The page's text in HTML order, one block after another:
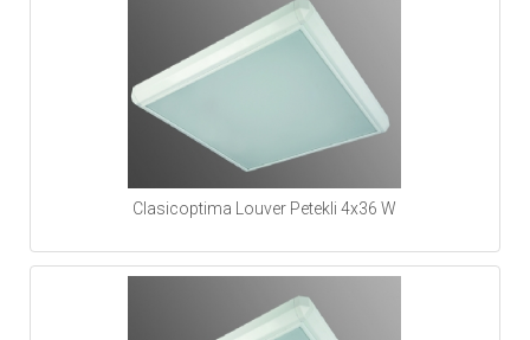
Clasicoptima Louver Petekli 4x36 W